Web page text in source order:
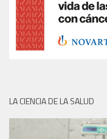
LA CIENCIA DE LA SALUD